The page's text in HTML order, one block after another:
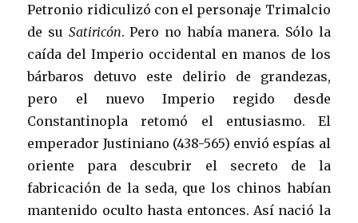
Petronio ridiculizó con el personaje Trimalcio
de su Satiricón. Pero no había manera. Sólo la
caída del Imperio occidental en manos de los
bárbaros detuvo este delirio de grandezas,
pero el nuevo Imperio regido desde
Constantinopla retomó el entusiasmo. El
emperador Justiniano (438-565) envió espías al
oriente para descubrir el secreto de la
fabricación de la seda, que los chinos habían
mantenido oculto hasta entonces. Así nació la